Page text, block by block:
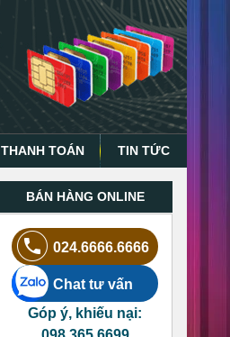
THANH TOÁN TIN TỨC
BÁN HÀNG ONLINE
024.6666.6666
Chat tư vấn
Góp ý, khiếu nại: